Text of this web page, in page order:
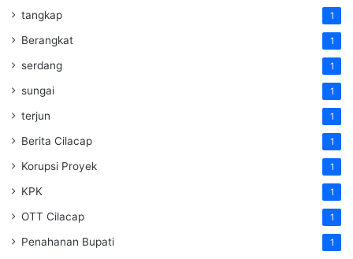
tangkap 1
Berangkat 1
serdang 1
sungai 1
terjun 1
Berita Cilacap 1
Korupsi Proyek 1
KPK 1
OTT Cilacap 1
Penahanan Bupati 1